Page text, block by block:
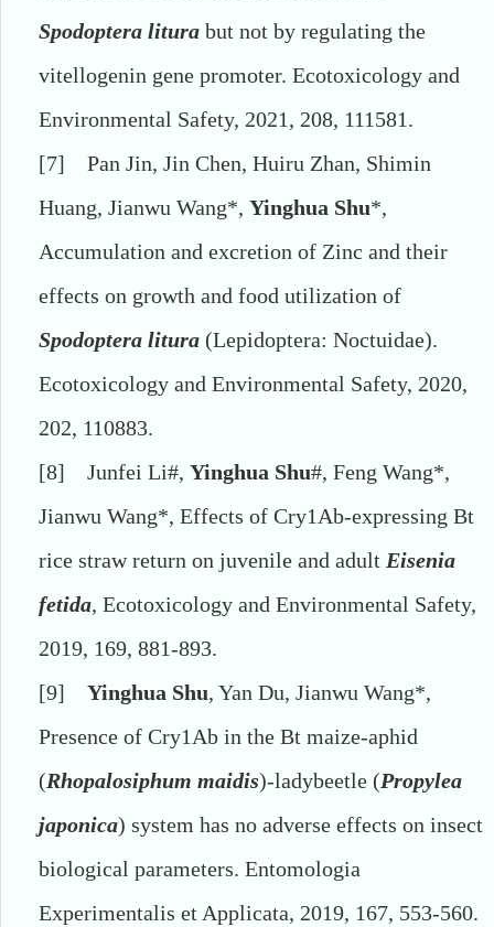
Spodoptera litura but not by regulating the
vitellogenin gene promoter. Ecotoxicology and
Environmental Safety, 2021, 208, 111581.
[7]
Pan Jin, Jin Chen, Huiru Zhan, Shimin
Huang, Jianwu Wang*, Yinghua Shu*,
Accumulation and excretion of Zinc and their
effects on growth and food utilization of
Spodoptera litura (Lepidoptera: Noctuidae).
Ecotoxicology and Environmental Safety, 2020,
202, 110883.
[8]
Junfei Li#, Yinghua Shu#, Feng Wang*,
Jianwu Wang*, Effects of Cry1Ab-expressing Bt
rice straw return on juvenile and adult Eisenia
fetida, Ecotoxicology and Environmental Safety,
2019, 169, 881-893.
[9]
Yinghua Shu, Yan Du, Jianwu Wang*,
Presence of Cry1Ab in the Bt maize-aphid
(Rhopalosiphum maidis)-ladybeetle (Propylea
japonica) system has no adverse effects on insect
biological parameters. Entomologia
Experimentalis et Applicata, 2019, 167, 553-560.